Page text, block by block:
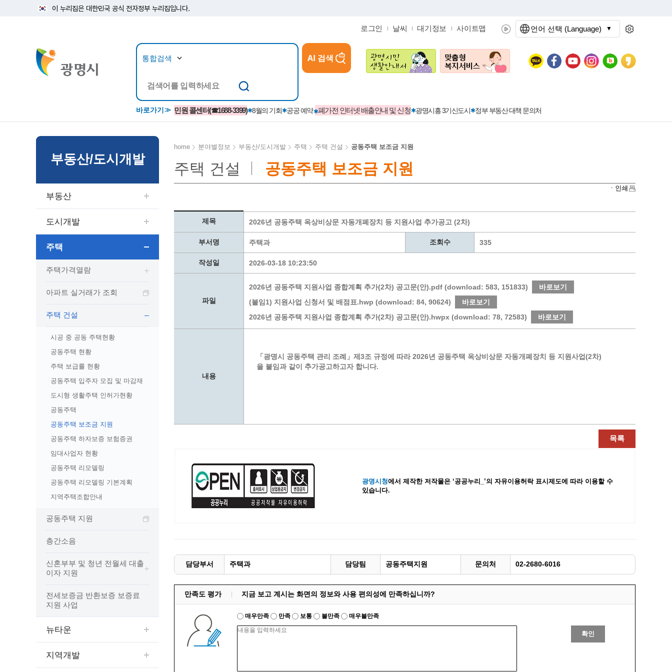
이 누리집은 대한민국 공식 전자정부 누리집입니다.
로그인 날씨 대기정보 사이트맵
AI 검색
바로가기 민원 콜센터(☎1688-3399) 8월의 기회 공공 예약 폐가전 인터넷 배출안내 및 신청 광명시흥 3기신도시 정부 부동산 대책 문의처
뉴스/정보공개
고시/공고/입법예고
행사ㆍ축제
보도자료
보도자료(2021.4월이전)
소식지/카카오톡플러스친구
반상회보
시정자료실
법무행정
위반업소공개
위원회 자료공개
정보공개현황
지방공기업
사전정보공표
행정정보공개안내
정보공개 비공개 세부기준
행정정보공개목록
행정정보공개청구
조직정보공개
업무추진비(부서장)
업무추진비(시장·부시장·실국장)
상품권 구매·사용
인센티브 적립·사용
예산집행실명공개
행정재산 관리위탁 현황 공개
공공시설물 설치 비용 공개
인사운영통계
주민자치센터
국내외 교류
민원/참여
종합민원실 안내도
종합민원상담센터
민원상담전화
어디서나 민원
민원 제증명 수수료 면제사항
행정정보공동이용
대법원인터넷등기소
110화상수화통역서비스
고객서비스 표준 매뉴얼
행정서비스헌장
민원편람
출생·사망·혼인신고 등 10종에 대한 신고
절차
자주하는 질문
민원조정제도
사전심사청구제
민원1회 방문 처리제
사회취약계층 전용상담창구
폐업신고 간소화서비스
설치현황
발급 받을 수 있는 증명
정부24
민원서비스 종합평가 결과
길고양이 중성화 신청
센터소개
위치안내
가족관계등록
여권민원
부동산민원
정보통신공사 감리원 배치신고
광명시 시민원탁회의
민원신고센터
시민건의
고향사랑기부제
주말농장신청
지역경제활성화/교육/일자리
교육정보
평생학습원
(재)경기도민회장학회 장학금
교복지원금 신청
광명일자리센터
취업지원 프로그램 운영 현황
지역맞춤형 일자리 창출 지원사업
공공일자리
문화관광
단원소개
예술/공연단체
착한가격지정업소
영화상영관 현황
박물관/미술관 현황
문화유통업 현황
문화관광 해설사
관광 편의시설업
관광 호텔업
국가유산관
역사관
부동산/도시개발
부동산
도시개발
주택
주택가격열람
아파트 실거래가 조회
주택 건설
시공 중 공동 주택현황
공동주택 현황
주택 보급률 현황
공동주택 입주자 모집 및 마감재
도시형 생활주택 인허가현황
공동주택
공동주택 보조금 지원
공동주택 하자보증 보험증권
임대사업자 현황
공동주택 리모델링
공동주택 리모델링 기본계획
지역주택조합안내
공동주택 지원
층간소음
신혼부부 및 청년 전월세 대출
이자 지원
전세보증금 반환보증 보증료
지원 사업
뉴타운
지역개발
home 분야별정보 부동산/도시개발 주택 주택 건설 공동주택 보조금 지원
주택 건설 공동주택 보조금 지원
ㆍ인쇄
제목 2026년 공동주택 옥상비상문 자동개폐장치 등 지원사업 추가공고 (2차)
부서명 주택과 조회수 335
작성일 2026-03-18 10:23:50
파일
2026년 공동주택 지원사업 종합계획 추가(2차) 공고문(안).pdf (download: 583, 151833)
바로보기
(붙임1) 지원사업 신청서 및 배점표.hwp (download: 84, 90624)
바로보기
2026년 공동주택 지원사업 종합계획 추가(2차) 공고문(안).hwpx (download: 78, 72583)
바로보기
내용
「광명시 공동주택 관리 조례」제3조 규정에 따라 2026년 공동주택 옥상비상문 자동개폐장치 등 지원사업(2차)
을 붙임과 같이 추가공고하고자 합니다.
목록
광명시청에서 제작한 저작물은 ‘공공누리_’의 자유이용허락 표시제도에 따라 이용할 수
있습니다.
담당부서 주택과 담당팀 공동주택지원 문의처 02-2680-6016
만족도 평가 지금 보고 계시는 화면의 정보와 사용 편의성에 만족하십니까?
매우만족 만족 보통 불만족 매우불만족
확인
언어 선택 (Language)